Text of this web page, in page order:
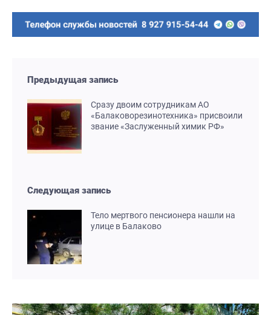
Предыдущая запись
Сразу двоим сотрудникам АО
«Балаковорезинотехника» присвоили
звание «Заслуженный химик РФ»
Следующая запись
Тело мертвого пенсионера нашли на
улице в Балаково